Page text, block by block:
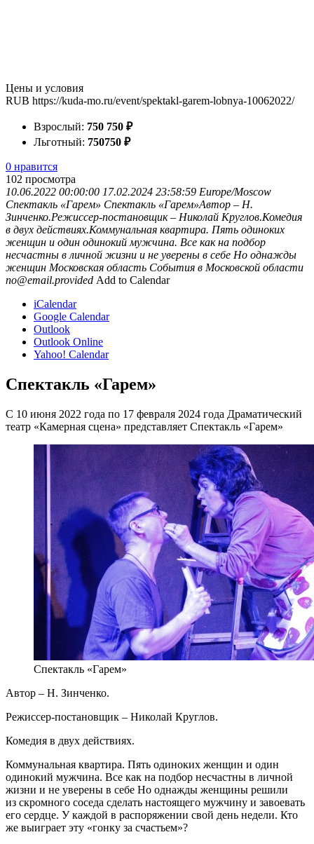
Цены и условия
RUB https://kuda-mo.ru/event/spektakl-garem-lobnya-10062022/
Взрослый: 750 750 ₽
Льготный: 750750 ₽
0 нравится
102 просмотра
10.06.2022 00:00:00 17.02.2024 23:58:59 Europe/Moscow
Спектакль «Гарем» Спектакль «Гарем»Автор – Н.
Зинченко.Режиссер-постановщик – Николай Круглов.Комедия
в двух действиях.Коммунальная квартира. Пять одиноких
женщин и один одинокий мужчина. Все как на подбор
несчастны в личной жизни и не уверены в себе Но однажды
женщин Московская область События в Московской области
no@email.provided Add to Calendar
iCalendar
Google Calendar
Outlook
Outlook Online
Yahoo! Calendar
Спектакль «Гарем»
С 10 июня 2022 года по 17 февраля 2024 года Драматический
театр «Камерная сцена» представляет Спектакль «Гарем»
Спектакль «Гарем»
Автор – Н. Зинченко.
Режиссер-постановщик – Николай Круглов.
Комедия в двух действиях.
Коммунальная квартира. Пять одиноких женщин и один
одинокий мужчина. Все как на подбор несчастны в личной
жизни и не уверены в себе Но однажды женщины решили
из скромного соседа сделать настоящего мужчину и завоевать
его сердце. У каждой в распоряжении свой день недели. Кто
же выиграет эту «гонку за счастьем»?